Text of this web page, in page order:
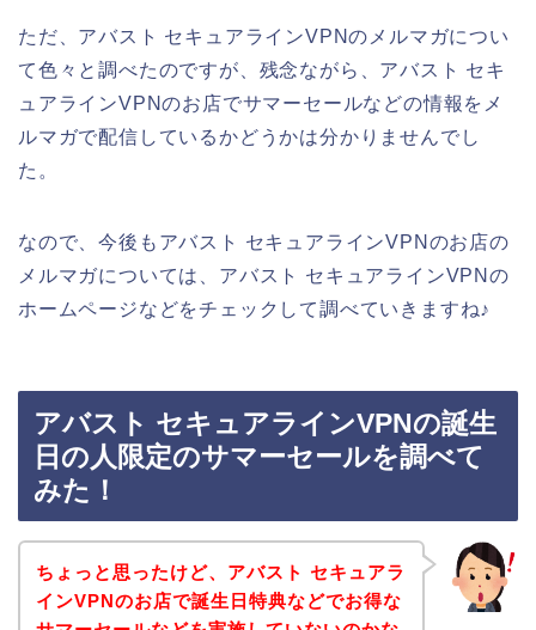
ただ、アバスト セキュアラインVPNのメルマガについ
て色々と調べたのですが、残念ながら、アバスト セキ
ュアラインVPNのお店でサマーセールなどの情報をメ
ルマガで配信しているかどうかは分かりませんでし
た。
なので、今後もアバスト セキュアラインVPNのお店の
メルマガについては、アバスト セキュアラインVPNの
ホームページなどをチェックして調べていきますね♪
アバスト セキュアラインVPNの誕生
日の人限定のサマーセールを調べて
みた！
ちょっと思ったけど、アバスト セキュアラ
インVPNのお店で誕生日特典などでお得な